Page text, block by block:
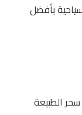
بأفضل
الطبيعة